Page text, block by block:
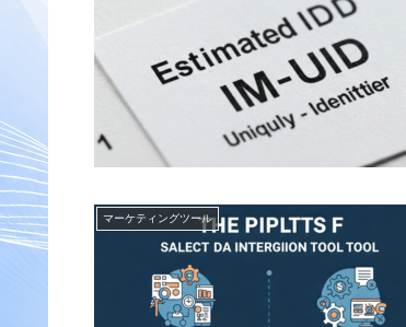
マーケティングツール